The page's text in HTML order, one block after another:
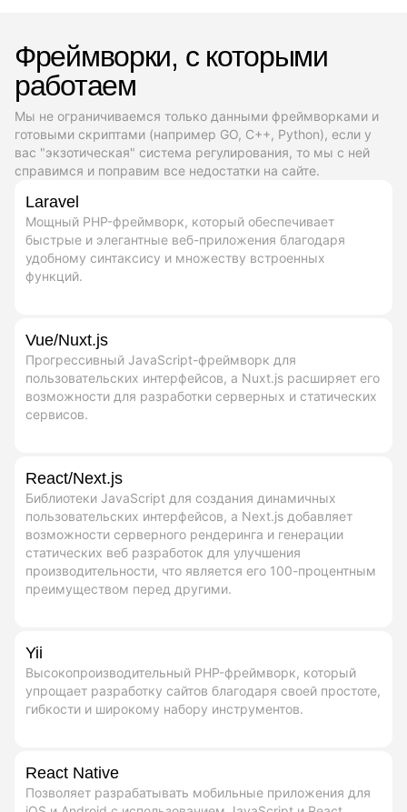
Фреймворки, с которыми
работаем
Мы не ограничиваемся только данными фреймворками и
готовыми скриптами (например GO, C++, Python), если у
вас "экзотическая" система регулирования, то мы с ней
справимся и поправим все недостатки на сайте.
Laravel
Мощный PHP-фреймворк, который обеспечивает
быстрые и элегантные веб-приложения благодаря
удобному синтаксису и множеству встроенных
функций.
Vue/Nuxt.js
Прогрессивный JavaScript-фреймворк для
пользовательских интерфейсов, а Nuxt.js расширяет его
возможности для разработки серверных и статических
сервисов.
React/Next.js
Библиотеки JavaScript для создания динамичных
пользовательских интерфейсов, а Next.js добавляет
возможности серверного рендеринга и генерации
статических веб разработок для улучшения
производительности, что является его 100-процентным
преимуществом перед другими.
Yii
Высокопроизводительный PHP-фреймворк, который
упрощает разработку сайтов благодаря своей простоте,
гибкости и широкому набору инструментов.
React Native
Позволяет разрабатывать мобильные приложения для